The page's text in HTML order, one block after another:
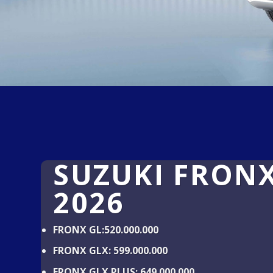
SUZUKI
2026
FRONX GL:520.000.000
FRONX GLX: 599.000.000